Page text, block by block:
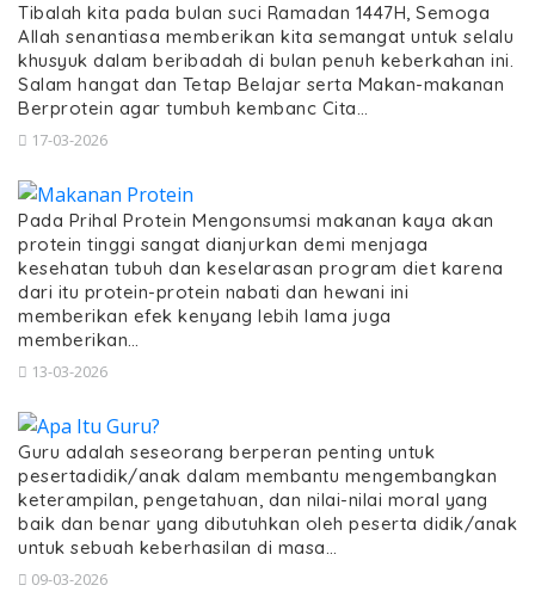
Tibalah kita pada bulan suci Ramadan 1447H, Semoga
Allah senantiasa memberikan kita semangat untuk selalu
khusyuk dalam beribadah di bulan penuh keberkahan ini.
Salam hangat dan Tetap Belajar serta Makan-makanan
Berprotein agar tumbuh kembanc Cita…
17-03-2026
Pada Prihal Protein Mengonsumsi makanan kaya akan
protein tinggi sangat dianjurkan demi menjaga
kesehatan tubuh dan keselarasan program diet karena
dari itu protein-protein nabati dan hewani ini
memberikan efek kenyang lebih lama juga
memberikan…
13-03-2026
Guru adalah seseorang berperan penting untuk
pesertadidik/anak dalam membantu mengembangkan
keterampilan, pengetahuan, dan nilai-nilai moral yang
baik dan benar yang dibutuhkan oleh peserta didik/anak
untuk sebuah keberhasilan di masa…
09-03-2026